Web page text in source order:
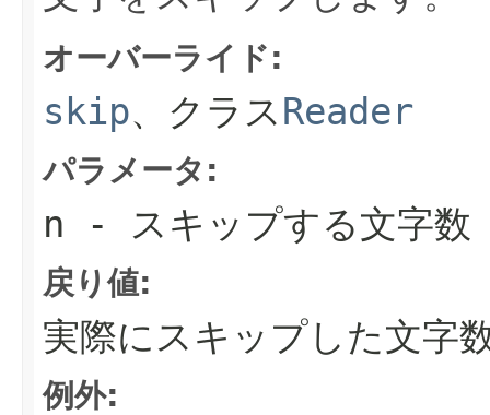
オーバーライド:
skip、クラスReader
パラメータ:
n - スキップする文字数
戻り値:
実際にスキップした文字
例外: